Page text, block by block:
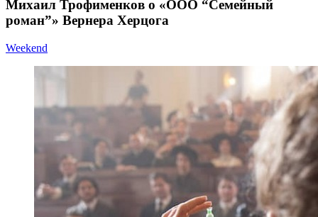
Михаил Трофименков о «ООО “Семейный
роман”» Вернера Херцога
Weekend